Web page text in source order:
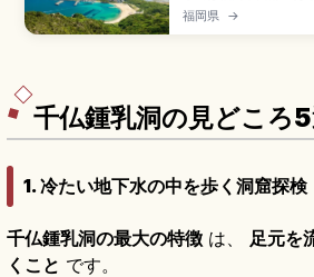
の自然豊かなエリアで
人気のスポット。夫婦
福岡県 →
千仏鍾乳洞の見どころ
1. 冷たい地下水の中を歩く洞窟探検
千仏鍾乳洞の最大の特徴 は、 足元を
くこと です。